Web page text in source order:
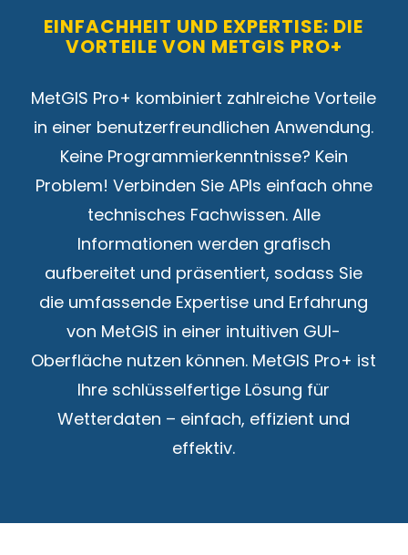
EINFACHHEIT UND EXPERTISE: DIE
VORTEILE VON METGIS PRO+
MetGIS Pro+ kombiniert zahlreiche Vorteile
in einer benutzerfreundlichen Anwendung.
Keine Programmierkenntnisse? Kein
Problem! Verbinden Sie APIs einfach ohne
technisches Fachwissen. Alle
Informationen werden grafisch
aufbereitet und präsentiert, sodass Sie
die umfassende Expertise und Erfahrung
von MetGIS in einer intuitiven GUI-
Oberfläche nutzen können. MetGIS Pro+ ist
Ihre schlüsselfertige Lösung für
Wetterdaten – einfach, effizient und
effektiv.